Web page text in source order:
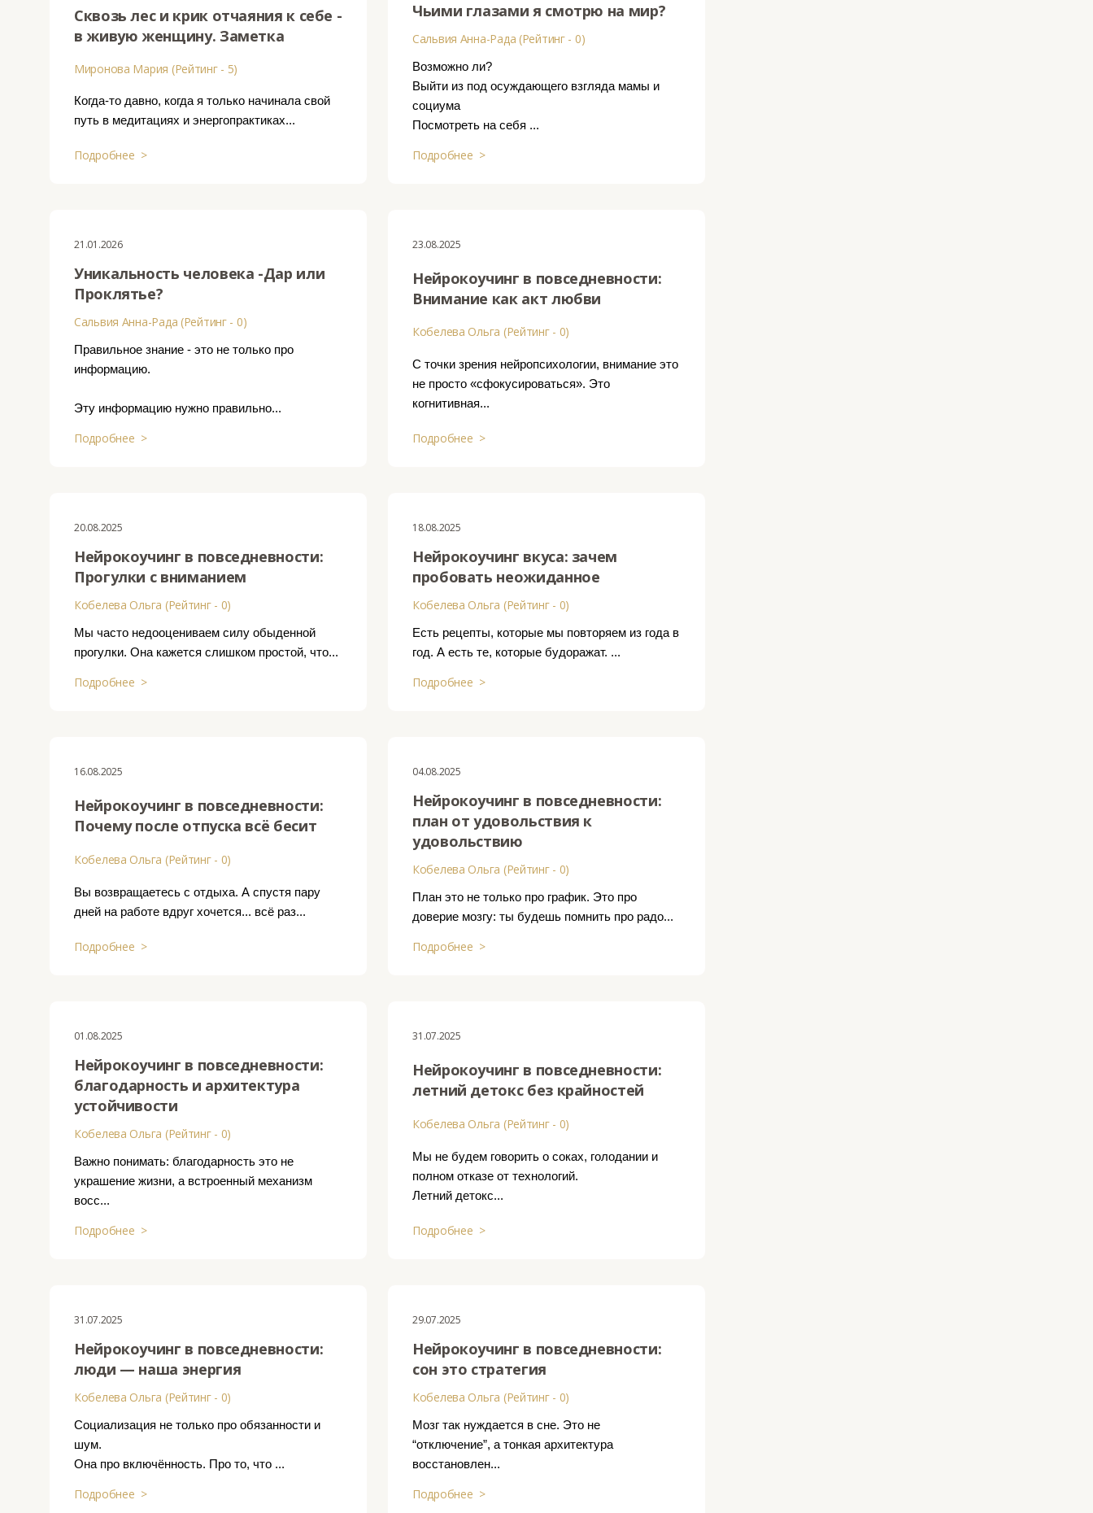
Сквозь лес и крик отчаяния к себе -
в живую женщину. Заметка
Миронова Мария (Рейтинг - 5)
Когда-то давно, когда я только начинала свой
путь в медитациях и энергопрактиках...
Подробнее >
Чьими глазами я смотрю на мир?
Сальвия Анна-Рада (Рейтинг - 0)
Возможно ли?
Выйти из под осуждающего взгляда мамы и
социума
Посмотреть на себя ...
Подробнее >
21.01.2026
Уникальность человека -Дар или
Проклятье?
Сальвия Анна-Рада (Рейтинг - 0)
Правильное знание - это не только про
информацию.
Эту информацию нужно правильно...
Подробнее >
23.08.2025
Нейрокоучинг в повседневности:
Внимание как акт любви
Кобелева Ольга (Рейтинг - 0)
С точки зрения нейропсихологии, внимание это
не просто «сфокусироваться». Это
когнитивная...
Подробнее >
20.08.2025
Нейрокоучинг в повседневности:
Прогулки с вниманием
Кобелева Ольга (Рейтинг - 0)
Мы часто недооцениваем силу обыденной
прогулки. Она кажется слишком простой, что...
Подробнее >
18.08.2025
Нейрокоучинг вкуса: зачем
пробовать неожиданное
Кобелева Ольга (Рейтинг - 0)
Есть рецепты, которые мы повторяем из года в
год. А есть те, которые будоражат. ...
Подробнее >
16.08.2025
Нейрокоучинг в повседневности:
Почему после отпуска всё бесит
Кобелева Ольга (Рейтинг - 0)
Вы возвращаетесь с отдыха. А спустя пару
дней на работе вдруг хочется... всё раз...
Подробнее >
04.08.2025
Нейрокоучинг в повседневности:
план от удовольствия к
удовольствию
Кобелева Ольга (Рейтинг - 0)
План это не только про график. Это про
доверие мозгу: ты будешь помнить про радо...
Подробнее >
01.08.2025
Нейрокоучинг в повседневности:
благодарность и архитектура
устойчивости
Кобелева Ольга (Рейтинг - 0)
Важно понимать: благодарность это не
украшение жизни, а встроенный механизм
восс...
Подробнее >
31.07.2025
Нейрокоучинг в повседневности:
летний детокс без крайностей
Кобелева Ольга (Рейтинг - 0)
Мы не будем говорить о соках, голодании и
полном отказе от технологий.
Летний детокс...
Подробнее >
31.07.2025
Нейрокоучинг в повседневности:
люди — наша энергия
Кобелева Ольга (Рейтинг - 0)
Социализация не только про обязанности и
шум.
Она про включённость. Про то, что ...
Подробнее >
29.07.2025
Нейрокоучинг в повседневности:
сон это стратегия
Кобелева Ольга (Рейтинг - 0)
Мозг так нуждается в сне. Это не
“отключение”, а тонкая архитектура
восстановлен...
Подробнее >